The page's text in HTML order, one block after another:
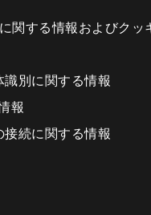
関する情報およびク
別に関する情報
報
続に関する情報